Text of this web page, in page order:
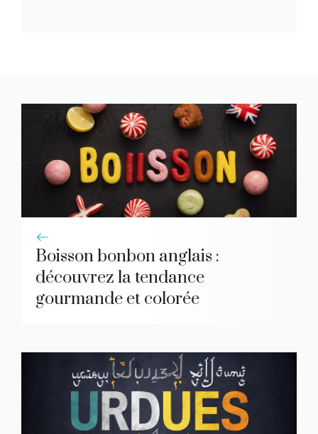
Boisson bonbon anglais :
découvrez la tendance
gourmande et colorée